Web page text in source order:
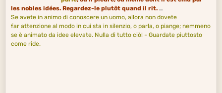
les nobles idées. Regardez-le plutôt quand il rit.
Se avete in animo di conoscere un uomo, allora non dovete
far attenzione al modo in cui sta in silenzio, o parla, o piange; nemmeno
se è animato da idee elevate. Nulla di tutto ciò! - Guardate piuttosto
come ride.
.